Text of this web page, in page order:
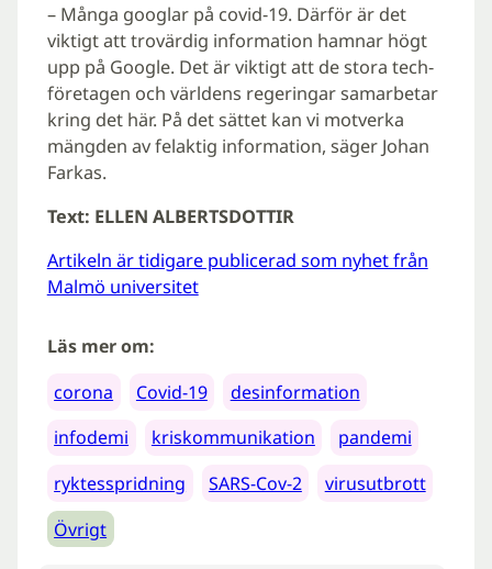
– Många googlar på covid-19. Därför är det
viktigt att trovärdig information hamnar högt
upp på Google. Det är viktigt att de stora tech-
företagen och världens regeringar samarbetar
kring det här. På det sättet kan vi motverka
mängden av felaktig information, säger Johan
Farkas.
Text: ELLEN ALBERTSDOTTIR
Artikeln är tidigare publicerad som nyhet från
Malmö universitet
Läs mer om:
corona
Covid-19
desinformation
infodemi
kriskommunikation
pandemi
ryktesspridning
SARS-Cov-2
virusutbrott
Övrigt